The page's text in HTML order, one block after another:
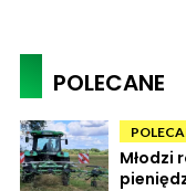
POLECANE
Młodzi